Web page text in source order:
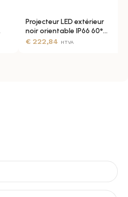
Projecteur LED extérieur
noir orientable IP66 60°
dimmable 0-10V
€ 222,84 HTVA